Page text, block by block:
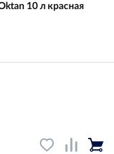
10 л красная